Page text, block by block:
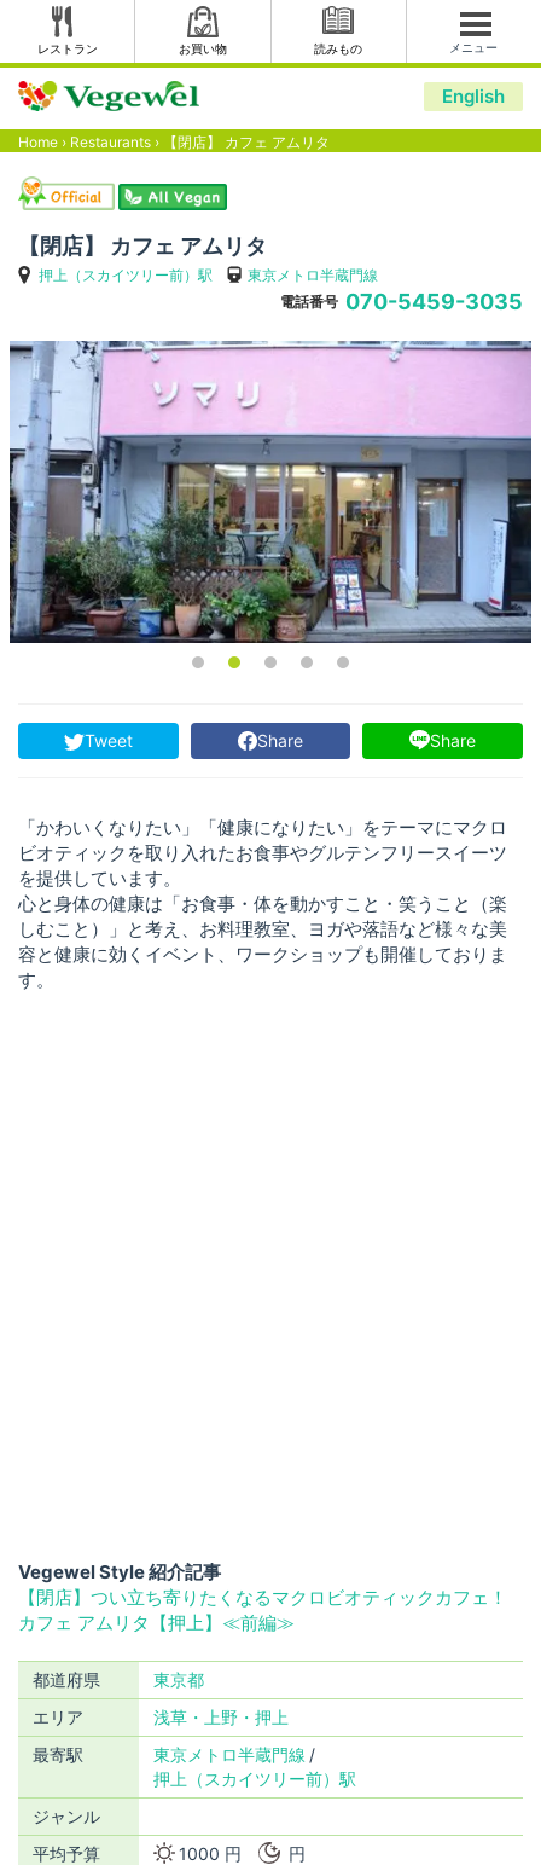
レストラン お買い物 読みもの メニュー
English
Home › Restaurants › 【閉店】 カフェ アムリタ
【閉店】 カフェ アムリタ
押上（スカイツリー前）駅
東京メトロ半蔵門線
電話番号 070-5459-3035
Tweet Share Share
「かわいくなりたい」「健康になりたい」をテーマにマクロ
ビオティックを取り入れたお食事やグルテンフリースイーツ
を提供しています。
心と身体の健康は「お食事・体を動かすこと・笑うこと（楽
しむこと）」と考え、お料理教室、ヨガや落語など様々な美
容と健康に効くイベント、ワークショップも開催しておりま
す。
Vegewel Style 紹介記事
【閉店】つい立ち寄りたくなるマクロビオティックカフェ！
カフェ アムリタ【押上】≪前編≫
都道府県
東京都
エリア
浅草・上野・押上
最寄駅
東京メトロ半蔵門線
押上（スカイツリー前）駅
ジャンル
平均予算
1000 円
円